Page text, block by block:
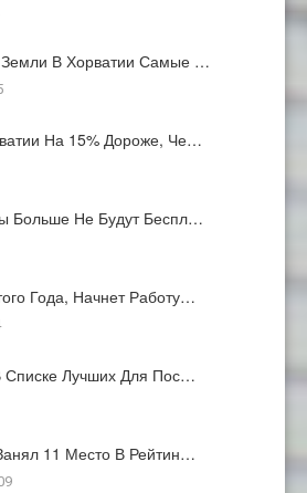
В Хорватии Самые …
На 15% Дороже, Че…
Больше Не Будут Беспл…
Года, Начнет Работу…
Списке Лучших Для Пос…
11 Место В Рейтин…